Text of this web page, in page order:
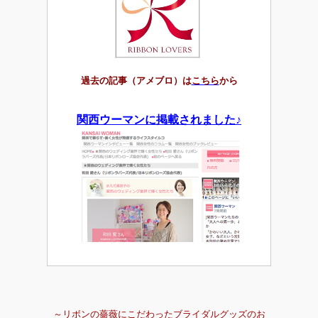
過去の記事（アメブロ）はこちらから
関西ウーマンに掲載されました♪
～リボンの薔薇にこだわったブライダルグッズのお